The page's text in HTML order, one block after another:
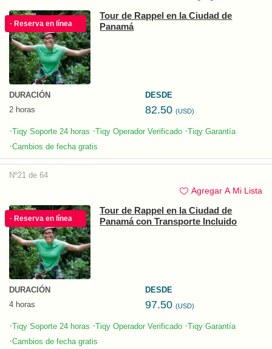
· Reserva en línea
Tour de Rappel en la Ciudad de
Panamá
DURACIÓN
2 horas
DESDE
82.50 (USD)
·Tiqy Soporte 24 horas ·Tiqy Operador Verificado ·Tiqy Garantía
·Cambios de fecha gratis
Nº21 de 64
Agregar A Mi Lista
· Reserva en línea
Tour de Rappel en la Ciudad de
Panamá con Transporte Incluido
DURACIÓN
4 horas
DESDE
97.50 (USD)
·Tiqy Soporte 24 horas ·Tiqy Operador Verificado ·Tiqy Garantía
·Cambios de fecha gratis